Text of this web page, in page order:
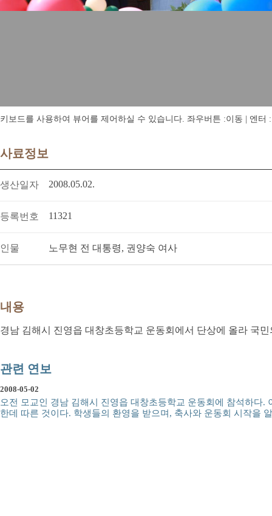
키보드를 사용하여 뷰어를 제어하실 수 있습니다. 좌우버튼 :이동 | 엔터
사료정보
생산일자 2008.05.02.
등록번호 11321
인물 노무현 전 대통령, 권양숙 여사
내용
경남 김해시 진영읍 대창초등학교 운동회에서 단상에 올라 국
관련 연보
2008-05-02
오전 모교인 경남 김해시 진영읍 대창초등학교 운동회에 참석하다
한데 따른 것이다. 학생들의 환영을 받으며, 축사와 운동회 시작을